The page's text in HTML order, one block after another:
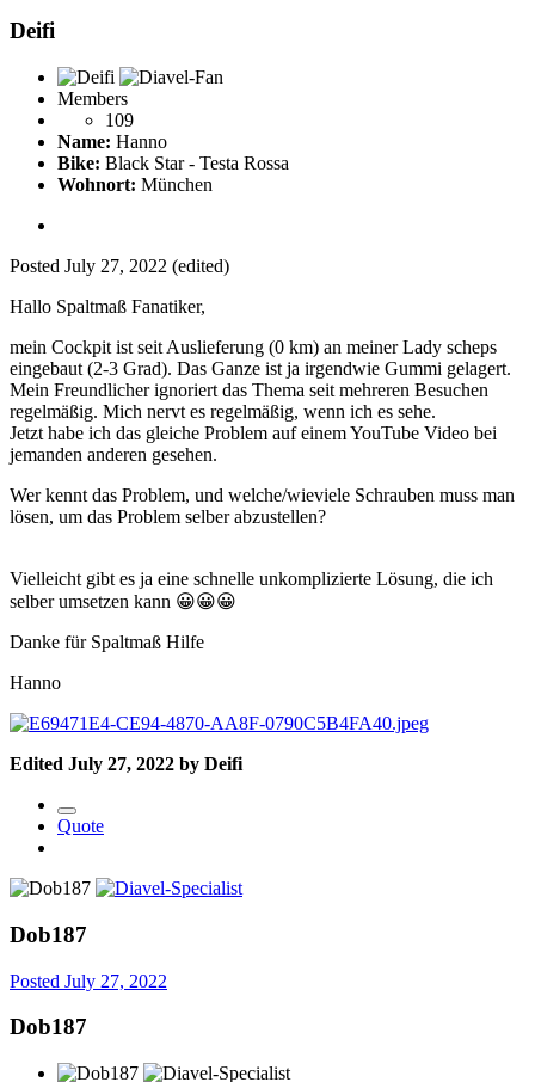
Deifi
Members
109
Name: Hanno
Bike: Black Star - Testa Rossa
Wohnort: München
Posted July 27, 2022 (edited)
Hallo Spaltmaß Fanatiker,
mein Cockpit ist seit Auslieferung (0 km) an meiner Lady scheps
eingebaut (2-3 Grad). Das Ganze ist ja irgendwie Gummi gelagert.
Mein Freundlicher ignoriert das Thema seit mehreren Besuchen
regelmäßig. Mich nervt es regelmäßig, wenn ich es sehe.
Jetzt habe ich das gleiche Problem auf einem YouTube Video bei
jemanden anderen gesehen.
Wer kennt das Problem, und welche/wieviele Schrauben muss man
lösen, um das Problem selber abzustellen?
Vielleicht gibt es ja eine schnelle unkomplizierte Lösung, die ich
selber umsetzen kann 😀😀😀
Danke für Spaltmaß Hilfe
Hanno
Edited July 27, 2022 by Deifi
Quote
Dob187
Posted July 27, 2022
Dob187